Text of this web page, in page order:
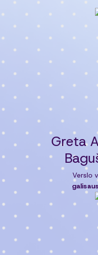
Greta
Verslo